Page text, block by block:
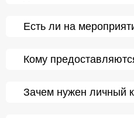
Есть ли на
Кому
Зачем нужен личный